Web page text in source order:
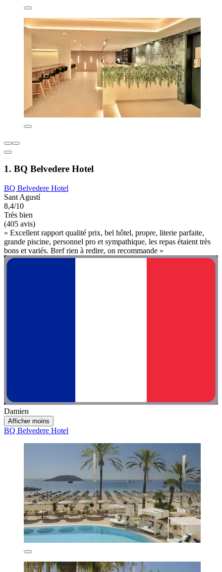
1. BQ Belvedere Hotel
BQ Belvedere Hotel
Sant Agustí
8,4/10
Très bien
(405 avis)
« Excellent rapport qualité prix, bel hôtel, propre, literie parfaite,
grande piscine, personnel pro et sympathique, les repas étaient très
bons et variés. Bref rien à redire, on recommande »
Damien
Afficher moins
BQ Belvedere Hotel